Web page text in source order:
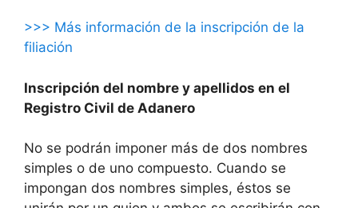
>>> Más información de la inscripción de la
filiación
Inscripción del nombre y apellidos en el
Registro Civil de Adanero
No se podrán imponer más de dos nombres
simples o de uno compuesto. Cuando se
impongan dos nombres simples, éstos se